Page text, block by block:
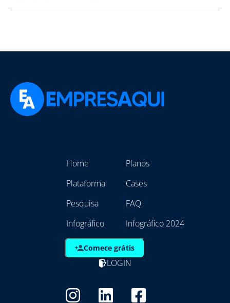
Home
Plataforma
Pesquisa
Infográfico
Planos
Cases
FAQ
Infográfico 2024
Comece grátis
LOGIN